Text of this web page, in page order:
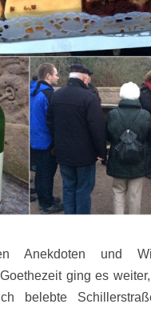
Anekdoten und
ging es
belebte